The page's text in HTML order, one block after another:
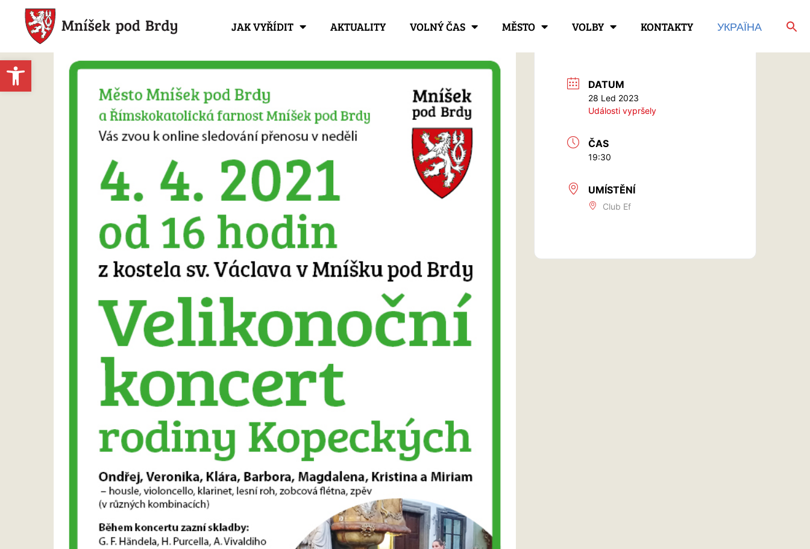
Open toolbar
JAK VYŘÍDIT AKTUALITY VOLNÝ ČAS MĚSTO VOLBY KONTAKTY УКРАЇНА
DATUM
28 Led 2023
Události vypršely
ČAS
19:30
UMÍSTĚNÍ
Club Ef